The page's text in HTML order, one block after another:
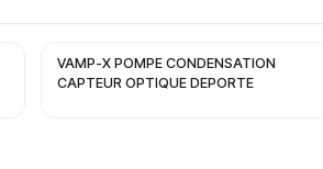
VAMP-X POMPE CONDENSATION
CAPTEUR OPTIQUE DEPORTE